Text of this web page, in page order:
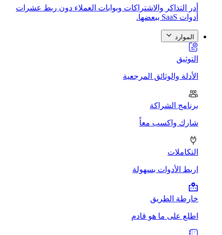
أدر التذاكر والاشتراكات وبوابات العملاء دون ربط عشرات
أدوات SaaS ببعضها.
الموارد
التوثيق
الأدلة والوثائق المرجعية
برنامج الشراكة
شارك واكسب معاً
التكاملات
اربط الأدوات بسهولة
خارطة الطريق
اطلع على ما هو قادم